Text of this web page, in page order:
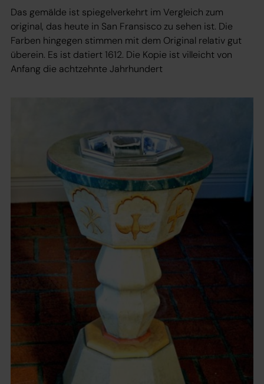
Das gemälde ist spiegelverkehrt im Vergleich zum
original, das heute in San Fransisco zu sehen ist. Die
Farben hingegen stimmen mit dem Original relativ gut
überein. Es ist datiert 1612. Die Kopie ist villeicht von
Anfang die achtzehnte Jahrhundert